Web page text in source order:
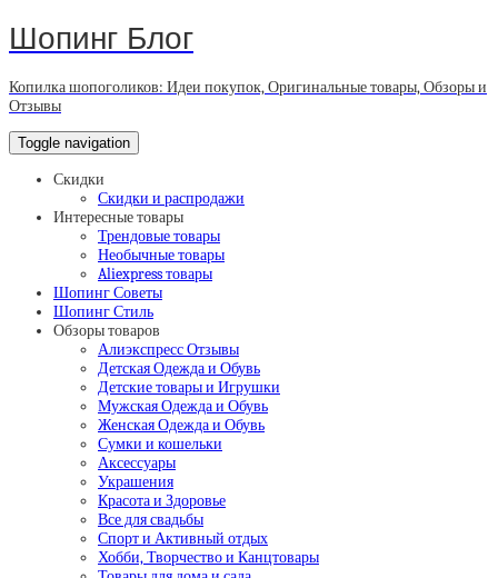
Шопинг Блог
Копилка шопоголиков: Идеи покупок, Оригинальные товары, Обзоры и
Отзывы
Toggle navigation
Скидки
Скидки и распродажи
Интересные товары
Трендовые товары
Необычные товары
Aliexpress товары
Шопинг Советы
Шопинг Стиль
Обзоры товаров
Алиэкспресс Отзывы
Детская Одежда и Обувь
Детские товары и Игрушки
Мужская Одежда и Обувь
Женская Одежда и Обувь
Сумки и кошельки
Аксессуары
Украшения
Красота и Здоровье
Все для свадьбы
Спорт и Активный отдых
Хобби, Творчество и Канцтовары